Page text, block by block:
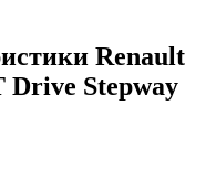
Renault
Drive Stepway